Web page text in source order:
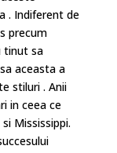
. Indiferent de
precum
tinut sa
aceasta a
stiluri . Anii
in ceea ce
Mississippi.